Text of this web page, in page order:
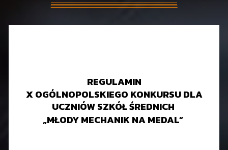
REGULAMIN
X OGÓLNOPOLSKIEGO KONKURSU DLA
UCZNIÓW SZKÓŁ ŚREDNICH
„MŁODY MECHANIK NA MEDAL”